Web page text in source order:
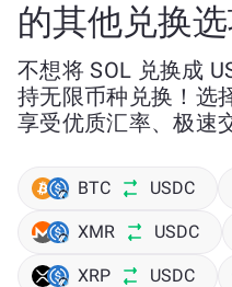
的其他兑换
不想将 SOL 兑换成
持无限币种兑换！选
享受优质汇率、极速
BTC USDC
XMR USDC
XRP USDC